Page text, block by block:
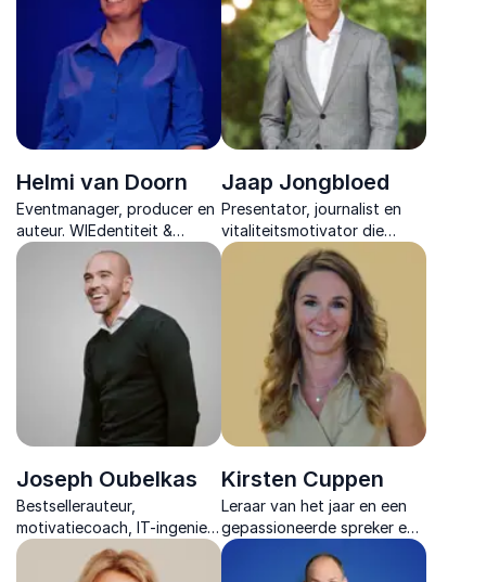
en sterk leiderschap.
Helmi van Doorn
Eventmanager, producer en
auteur. WIEdentiteit &
alopecia. Warme en
confronterende lezingen
over identiteit, diversiteit en
leiderschap.
Jaap Jongbloed
Presentator, journalist en
vitaliteitsmotivator die
medewerkers helpt meer
energie, discipline en regie
te vinden in werk en leven.
Joseph Oubelkas
Bestsellerauteur,
motivatiecoach, IT-ingenieur
en bijna vijf jaar onschuldig
in een Marokkaanse cel. Leer
Kirsten Cuppen
Leraar van het jaar en een
gepassioneerde spreker en
dagvoorzitter. Ze inspireert
met haar ervaringen en